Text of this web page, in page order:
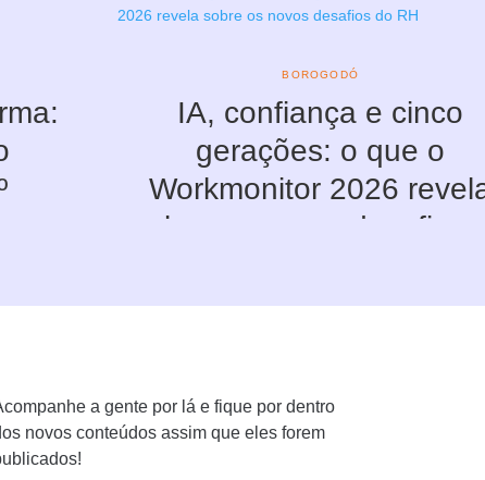
IA, confiança e cinco
gerações: o que o
Workmonitor 2026
sobre os novos desafios
BOROGODÓ
a gente por lá e fique por dentro
novos conteúdos assim que eles forem